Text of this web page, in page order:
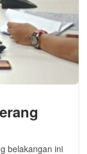
belakangan ini